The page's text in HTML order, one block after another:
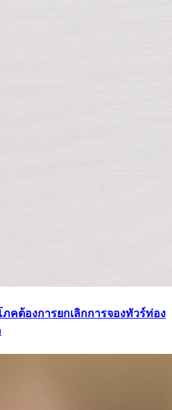
คต้องการยกเลิกการจองทัวร์ท่อง